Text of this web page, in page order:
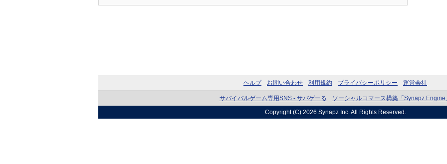
ヘルプ お問い合わせ 利用規約 プライバシーポリシー 運営会社
サバイバルゲーム専用SNS - サバゲーる
ソーシャルコマース構築「Synapz Engine
Copyright (C) 2026 Synapz Inc.All Rights Reserved.